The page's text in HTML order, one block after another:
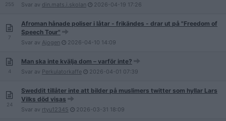
255 Svar av din.mats.i.skolan 2026-04-19 17:26
7
Afroman hånade poliser i låtar - frikändes - drar ut på "Freedom of
Speech Tour"
Svar av Ajogen 2026-04-10 14:09
4
Man ska inte kvälja dom – varför inte?
Svar av Perkulatorkaffe 2026-04-01 07:39
24
Sweddit tillåter inte att bilder på muslimers twitter som hyllar Lars
Vilks död visas
Svar av rtyu12345 2026-03-31 18:09